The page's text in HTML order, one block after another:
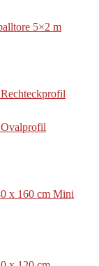
5×2 m
x 160 cm Mini